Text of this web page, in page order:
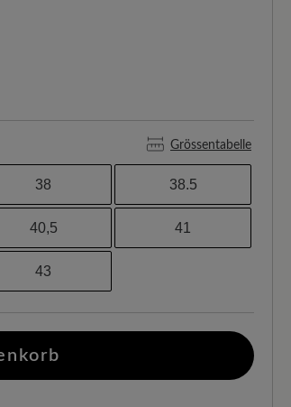
Grössentabelle
38 38.5
40,5 41
43